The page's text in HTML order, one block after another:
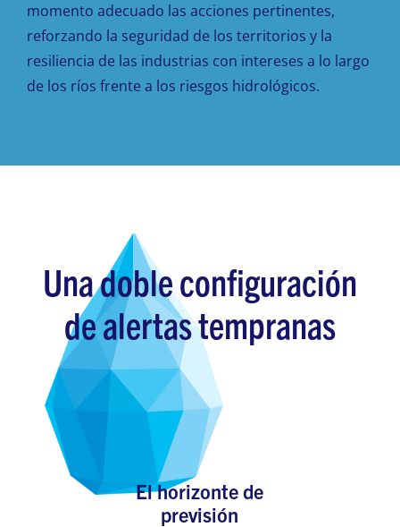
momento adecuado las acciones pertinentes,
reforzando la seguridad de los territorios y la
resiliencia de las industrias con intereses a lo largo
de los ríos frente a los riesgos hidrológicos.
Una doble configuración
de alertas tempranas
El horizonte de
previsión